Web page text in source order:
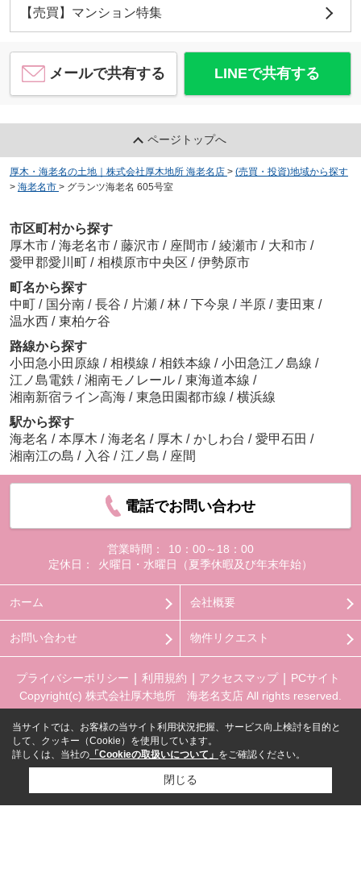
【売買】マンション特集
メールで共有する LINEで共有する
ページトップへ
厚木・海老名の土地｜株式会社厚木地所 海老名店 > (売買・投資)地域から探す
> 海老名市 > グランツ海老名 605号室
市区町村から探す
厚木市 / 海老名市 / 藤沢市 / 座間市 / 綾瀬市 / 大和市 /
愛甲郡愛川町 / 相模原市中央区 / 伊勢原市
町名から探す
中町 / 国分南 / 長谷 / 片瀬 / 林 / 下今泉 / 半原 / 妻田東 /
温水西 / 東柏ケ谷
路線から探す
小田急小田原線 / 相模線 / 相鉄本線 / 小田急江ノ島線 /
江ノ島電鉄 / 湘南モノレール / 東海道本線 /
湘南新宿ライン高海 / 東急田園都市線 / 横浜線
駅から探す
海老名 / 本厚木 / 海老名 / 厚木 / かしわ台 / 愛甲石田 /
湘南江の島 / 入谷 / 江ノ島 / 座間
電話でお問い合わせ
営業時間：
10：00～18：00
定休日：
火曜日・水曜日（夏季休暇及び年末年始）
ホーム 会社概要
お問い合わせ 物件リクエスト
プライバシーポリシー 利用規約 アクセスマップ
PCサイト
Copyright(c) 株式会社厚木地所 海老名支店 All rights reserved.
当サイトでは、お客様の当サイト利用状況把握、サービス向上検討を目的と
して、クッキー（Cookie）を使用しています。
詳しくは、当社の 「Cookieの取扱いについて」 をご確認ください。
閉じる